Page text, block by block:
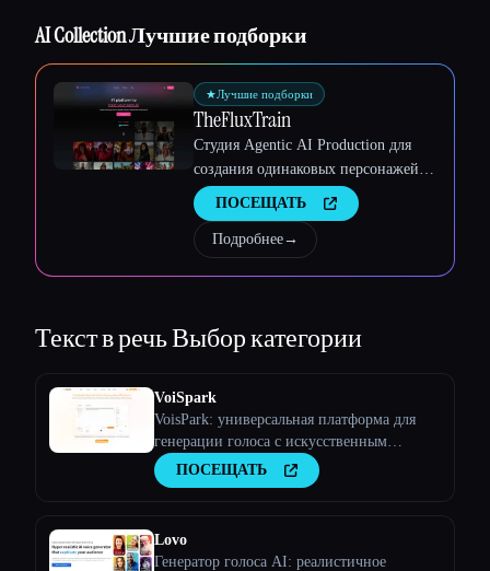
AI Collection Лучшие подборки
★Лучшие подборки
TheFluxTrain
Студия Agentic AI Production для
создания одинаковых персонажей,
рабочих процессов и видео
ПОСЕЩАТЬ
Подробнее→
Текст в речьВыбор категории
VoiSpark
VoisPark: универсальная платформа для
генерации голоса с искусственным
интеллектом | Преобразование текста в
речь и клонирование голоса
ПОСЕЩАТЬ
Lovo
Генератор голоса AI: реалистичное